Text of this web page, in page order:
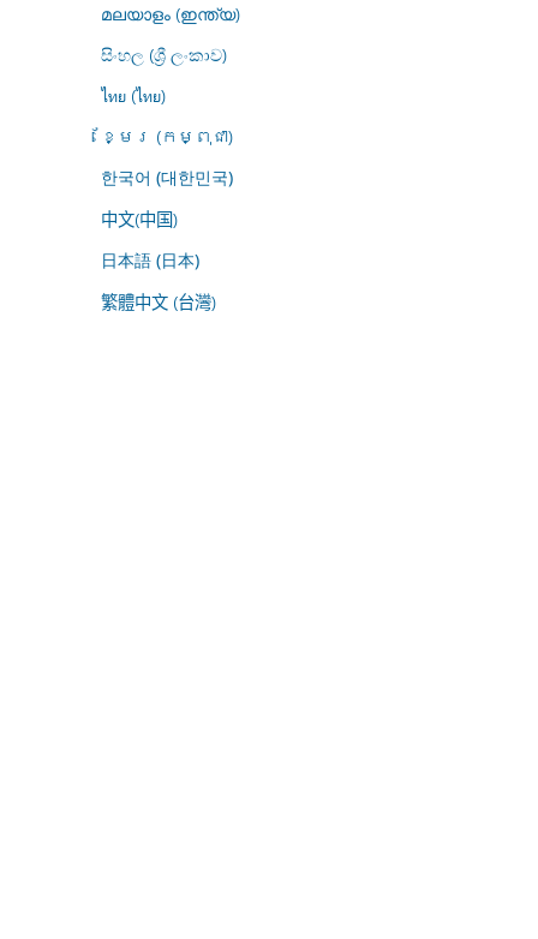
മലയാളം (ഇന്ത്യ)
සිංහල (ශ්‍රී ලංකාව)
ไทย (ไทย)
ខ្មែរ (កម្ពុជា)
한국어 (대한민국)
中文(中国)
日本語 (日本)
繁體中文 (台灣)